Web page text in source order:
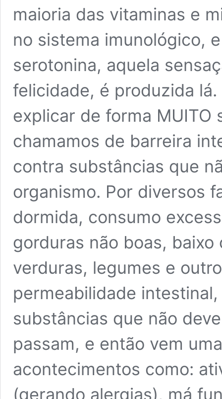
maioria das vitaminas e
no sistema imunológico,
serotonina, aquela
felicidade, é produzida
explicar de forma MUITO
chamamos de barreira
contra substâncias que
organismo. Por diversos
dormida, consumo
gorduras não boas,
verduras, legumes e
permeabilidade
substâncias que não
passam, e então vem
acontecimentos como:
(gerando alergias), má